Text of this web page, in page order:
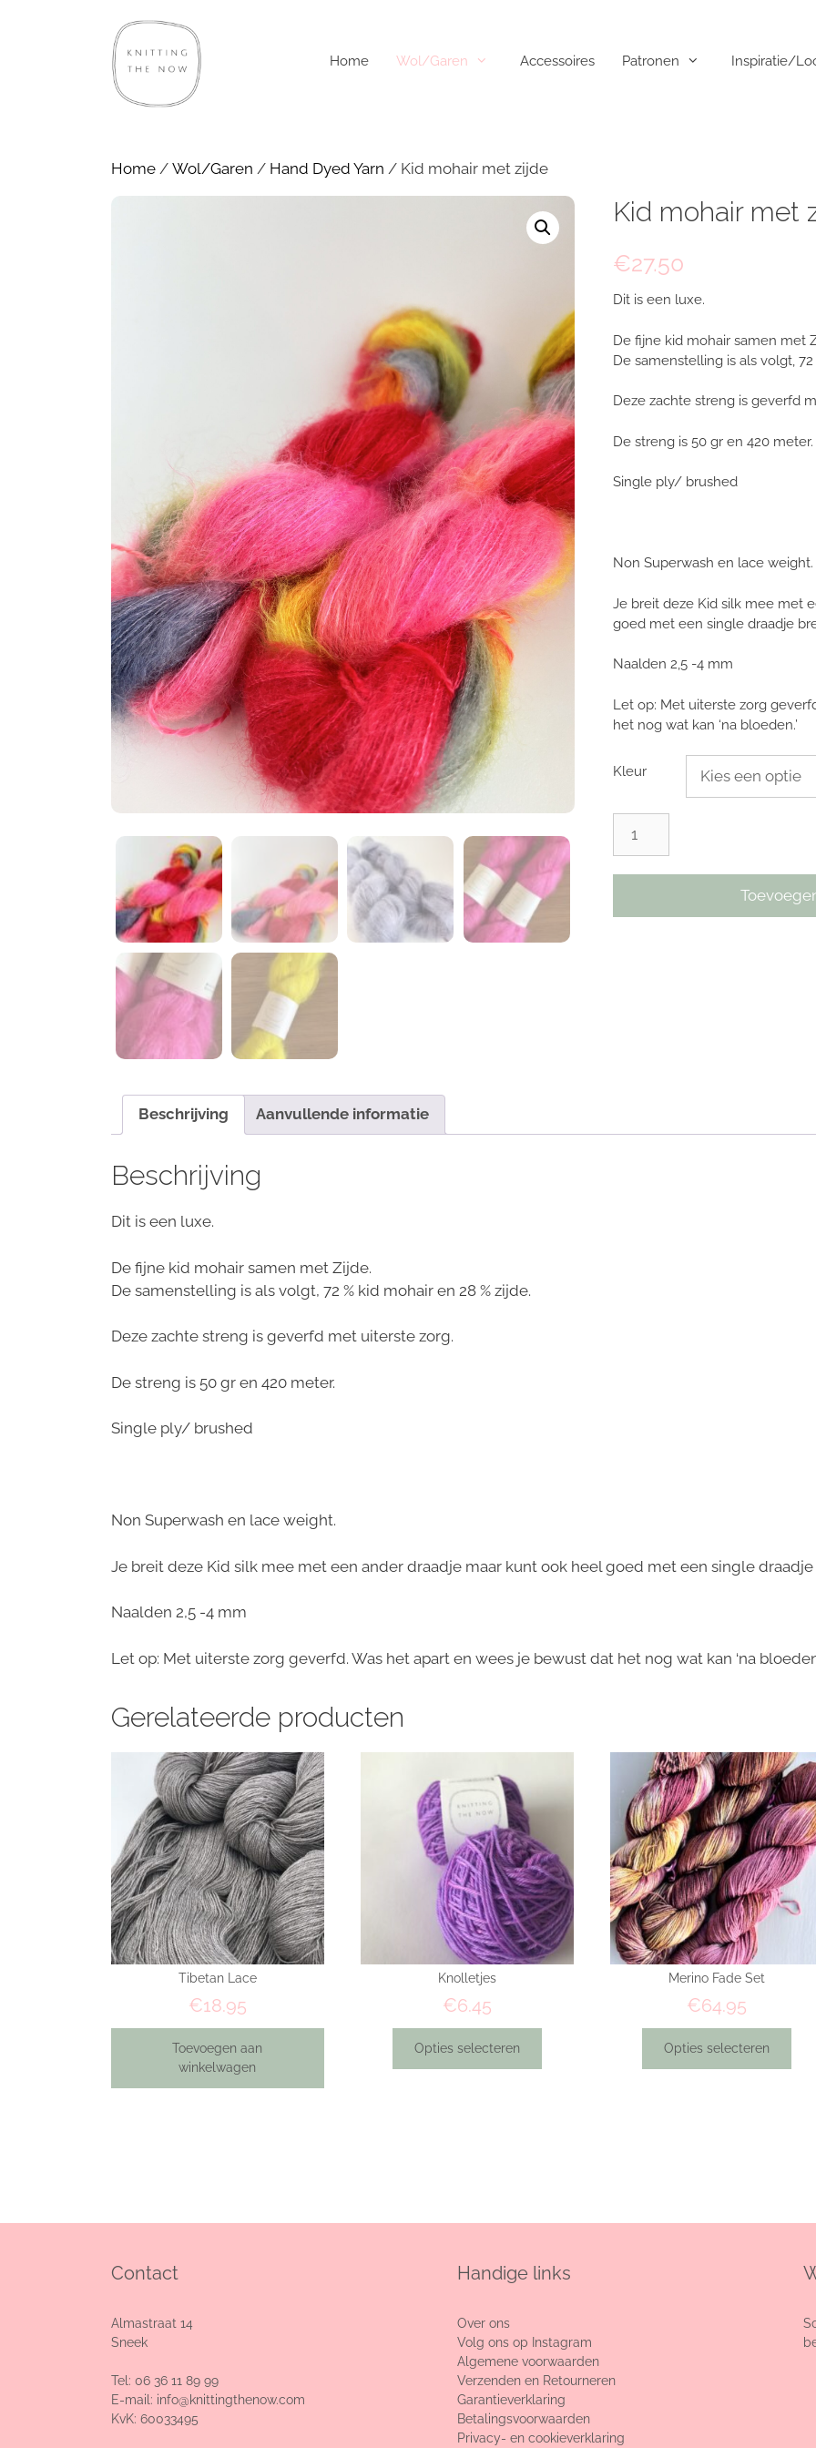
Home Wol/Garen Accessoires Patronen Inspiratie/
Home / Wol/Garen / Hand Dyed Yarn / Kid mohair met zijde
Kid mohair met
€27.50
Dit is een luxe.
De fijne kid mohair samen met
De samenstelling is als volgt,
Deze zachte streng is geverfd
De streng is 50 gr en 420 meter.
Single ply/ brushed
Non Superwash en lace weight.
Je breit deze Kid silk mee met
goed met een single draadje
Naalden 2,5 -4 mm
Let op: Met uiterste zorg
het nog wat kan ‘na bloeden.’
Kleur
Beschrijving Aanvullende informatie
Beschrijving
Dit is een luxe.
De fijne kid mohair samen met Zijde.
De samenstelling is als volgt, 72 % kid mohair en 28 % zijde.
Deze zachte streng is geverfd met uiterste zorg.
De streng is 50 gr en 420 meter.
Single ply/ brushed
Non Superwash en lace weight.
Je breit deze Kid silk mee met een ander draadje maar kunt ook heel goed met een single
Naalden 2,5 -4 mm
Let op: Met uiterste zorg geverfd. Was het apart en wees je bewust dat het nog wat kan ‘na
Gerelateerde producten
Tibetan Lace
€18.95
Toevoegen aan
winkelwagen
Knolletjes
€6.45
Opties selecteren
Merino Fade Set
€64.95
Opties selecteren
Contact
Almastraat 14
Sneek
Tel: 06 36 11 89 99
E-mail: info@knittingthenow.com
KvK: 60033495
Handige links
Over ons
Volg ons op Instagram
Algemene voorwaarden
Verzenden en Retourneren
Garantieverklaring
Betalingsvoorwaarden
Privacy- en cookieverklaring